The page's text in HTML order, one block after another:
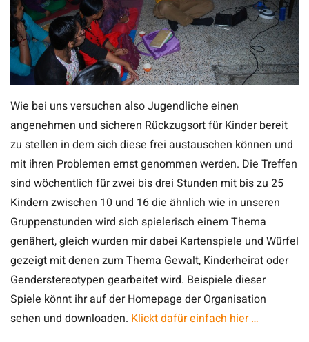
Wie bei uns versuchen also Jugendliche einen
angenehmen und sicheren Rückzugsort für Kinder bereit
zu stellen in dem sich diese frei austauschen können und
mit ihren Problemen ernst genommen werden. Die Treffen
sind wöchentlich für zwei bis drei Stunden mit bis zu 25
Kindern zwischen 10 und 16 die ähnlich wie in unseren
Gruppenstunden wird sich spielerisch einem Thema
genähert, gleich wurden mir dabei Kartenspiele und Würfel
gezeigt mit denen zum Thema Gewalt, Kinderheirat oder
Genderstereotypen gearbeitet wird. Beispiele dieser
Spiele könnt ihr auf der Homepage der Organisation
sehen und downloaden. Klickt dafür einfach hier …